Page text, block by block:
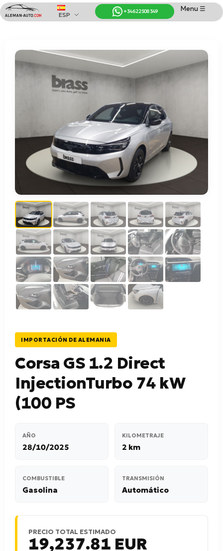
Coches de Alemania
Importación de Coches de Alemania
Menu ☰
+34 622 508 349
ESP
IMPORTACIÓN DE ALEMANIA
Corsa GS 1.2 Direct
InjectionTurbo 74 kW
(100 PS
AÑO
28/10/2025
KILOMETRAJE
2 km
COMBUSTIBLE
Gasolina
TRANSMISIÓN
Automático
PRECIO TOTAL ESTIMADO
19,237.81 EUR